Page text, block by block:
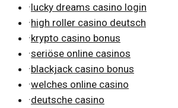
·lucky dreams casino login
·high roller casino deutsch
·krypto casino bonus
·seriöse online casinos
·blackjack casino bonus
·welches online casino
·deutsche casino